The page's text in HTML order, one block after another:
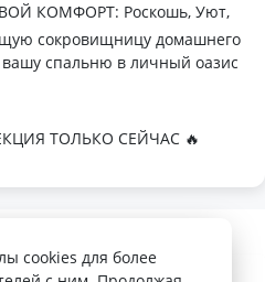
КОМФОРТ: Роскошь, Уют,
сокровищницу домашнего
вашу спальню в личный оазис
ТОЛЬКО СЕЙЧАС 🔥
cookies для более